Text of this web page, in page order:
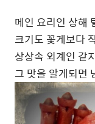
메인 요리인 상해
크기도 꽃게보다
상상속 외계인 같
그 맛을 알게되면